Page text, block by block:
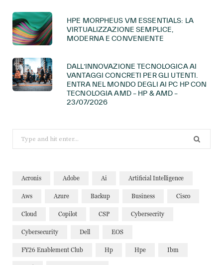
HPE MORPHEUS VM ESSENTIALS: LA
VIRTUALIZZAZIONE SEMPLICE,
MODERNA E CONVENIENTE
DALL’INNOVAZIONE TECNOLOGICA AI
VANTAGGI CONCRETI PER GLI UTENTI.
ENTRA NEL MONDO DEGLI AI PC HP CON
TECNOLOGIA AMD – HP & AMD –
23/07/2026
for:
Acronis Adobe Ai Artificial Intelligence
Aws Azure Backup Business Cisco
Cloud Copilot CSP Cybersecrity
Cybersecurity Dell EOS
FY26 Enablement Club Hp Hpe Ibm